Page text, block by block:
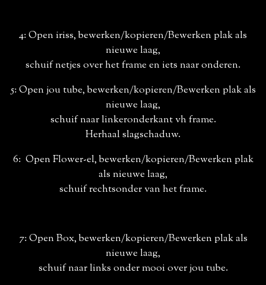
4: Open iriss, bewerken/kopieren/Bewerken plak als
nieuwe laag,
schuif netjes over het frame en iets naar onderen.
5: Open jou tube, bewerken/kopieren/Bewerken plak als
nieuwe laag,
schuif naar linkeronderkant vh frame.
Herhaal slagschaduw.
6: Open Flower-el, bewerken/kopieren/Bewerken plak
als nieuwe laag,
schuif rechtsonder van het frame.
7: Open Box, bewerken/kopieren/Bewerken plak als
nieuwe laag,
schuif naar links onder mooi over jou tube.